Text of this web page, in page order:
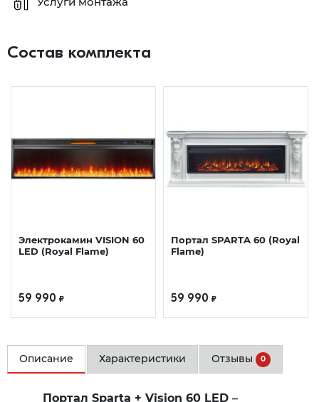
Состав комплекта
Электрокамин VISION 60
LED (Royal Flame)
59 990 ₽
Портал SPARTA 60 (Royal
Flame)
59 990 ₽
Описание Характеристики Отзывы 0
Портал Sparta + Vision 60 LED –